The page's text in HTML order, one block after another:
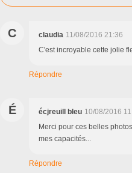
C claudia 11/08/2016 21:36
C'est incroyable cette jolie
Répondre
É écjreuill bleu 10/08/2016
Merci pour ces belles
mes capacités...
Répondre